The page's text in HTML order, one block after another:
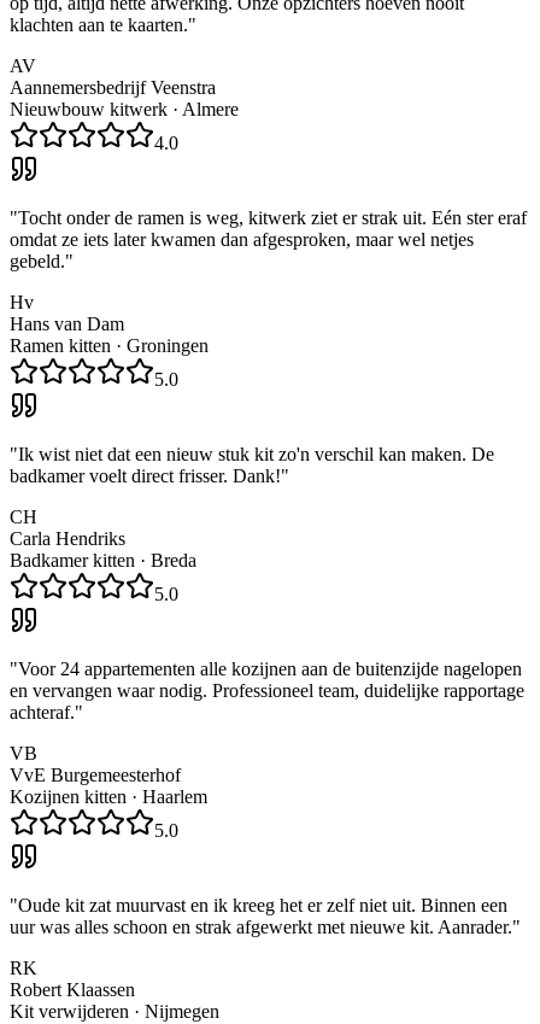
klachten aan te kaarten."
AV
Aannemersbedrijf Veenstra
Nieuwbouw kitwerk · Almere
4.0
"Tocht onder de ramen is weg, kitwerk ziet er strak uit. Eén ster eraf
omdat ze iets later kwamen dan afgesproken, maar wel netjes
gebeld."
Hv
Hans van Dam
Ramen kitten · Groningen
5.0
"Ik wist niet dat een nieuw stuk kit zo'n verschil kan maken. De
badkamer voelt direct frisser. Dank!"
CH
Carla Hendriks
Badkamer kitten · Breda
5.0
"Voor 24 appartementen alle kozijnen aan de buitenzijde nagelopen
en vervangen waar nodig. Professioneel team, duidelijke rapportage
achteraf."
VB
VvE Burgemeesterhof
Kozijnen kitten · Haarlem
5.0
"Oude kit zat muurvast en ik kreeg het er zelf niet uit. Binnen een
uur was alles schoon en strak afgewerkt met nieuwe kit. Aanrader."
RK
Robert Klaassen
Kit verwijderen · Nijmegen